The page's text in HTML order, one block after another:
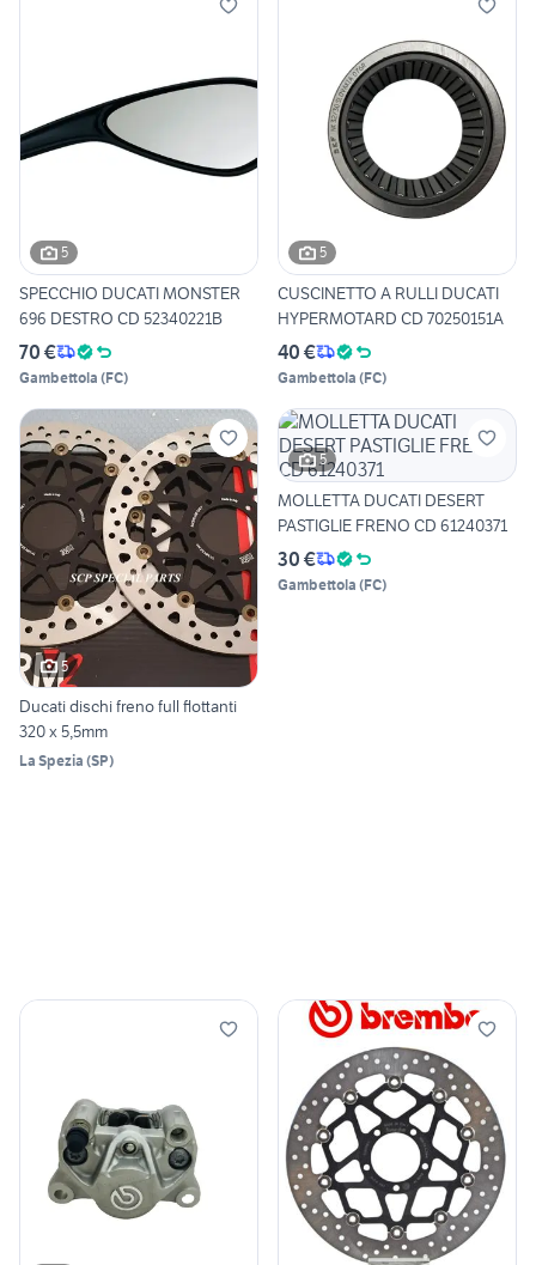
5
SPECCHIO DUCATI MONSTER
696 DESTRO CD 52340221B
70 €
Gambettola (FC)
5
CUSCINETTO A RULLI DUCATI
HYPERMOTARD CD 70250151A
40 €
Gambettola (FC)
5
Ducati dischi freno full flottanti
320 x 5,5mm
La Spezia (SP)
5
MOLLETTA DUCATI DESERT
PASTIGLIE FRENO CD 61240371
30 €
Gambettola (FC)